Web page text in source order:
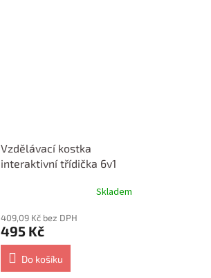
Vzdělávací kostka
interaktivní třídička 6v1
Skladem
409,09 Kč bez DPH
495 Kč
Do košíku